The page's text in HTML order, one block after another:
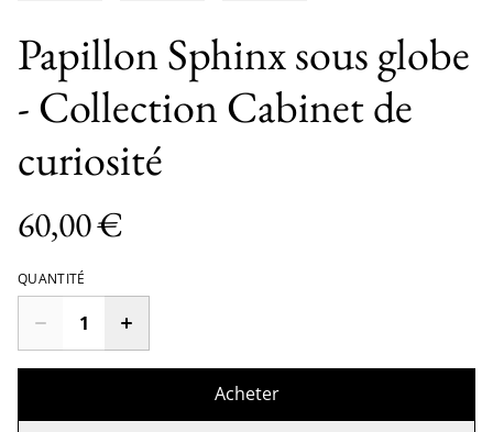
Papillon Sphinx sous globe
- Collection Cabinet de
curiosité
60,00 €
QUANTITÉ
Acheter